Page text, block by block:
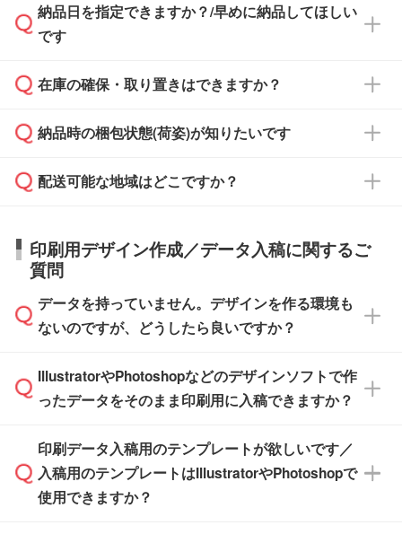
また、卒業・卒園記念品で対策委員会や個人様
校や幼稚園・保育園であれば、同様の条件でご
ご希望の際は担当スタッフまでお気軽にご相談
ください。
ず、通常はPDFデータをメール添付でお送りし
ます。
たは注文フォームの『ご注文に関する備考欄』
・印刷する場合(500個程度)
ご入金、イメージ画像の校了から約2週間～2
ご入金確認後、1～2営業日で出荷いたしま
タッフまでお問い合わせください。
ル」に注文予定日をご入力いただくと、おおよ
その締切日や出荷目安をご確認いただけます。
品が決まりましたらお早めのご発注をお願いい
たします。
※土日祝日を除く営業日換算です。
※沖縄・離島は追加日数がかかります。
納品日を指定できますか？/早めに納品してほしい
です
ご希望の納期がある場合は、お問い合わせ・お
い。
応が可能かご案内いたします。
す。>>対象商品はこちら
※最短出荷日は商品によって異なります。各商
品ページにてご確認ください
在庫の確保・取り置きはできますか？
ご入金確認後に在庫を確保し、注文確定のご連
はできかねますので予めご了承ください。
納品時の梱包状態(荷姿)が知りたいです
商品によって異なります。各ページにある商品
す。(白箱、化粧箱、ブリスターパックなど)
【袋入り】 商品がひとつずつ袋に入っていま
す。(透明袋、デザイン袋など)
【個包装なし】 個包装がされていない状態で
※化粧箱から白箱への入れ替えや、オリジナル
箱の作成は原則承っておりません。
配送可能な地域はどこですか？
日本全国へお届けが可能です。なお、海外への
直接納品は行っておりませんので予めご了承く
ださい。
印刷用デザイン作成／データ入稿に関するご
質問
データを持っていません。デザインを作る環境も
ないのですが、どうしたら良いですか？
無料の「デザインシミュレーター」を使えば、
PCやスマホから簡単にデザインを作成できま
ザインソフトがなくても安心です。
また、「データ作成サービス
IllustratorやPhotoshopなどのデザインソフトで作
ったデータをそのまま印刷用に入稿できますか？
IllustratorやPhotoshop、CLIP STUDIOなどのデ
ザインソフトでこだわりのデザインを作成した
い方は、完全データ入稿
印刷データ入稿用のテンプレートが欲しいです／
入稿用のテンプレートはIllustratorやPhotoshopで
使用できますか？